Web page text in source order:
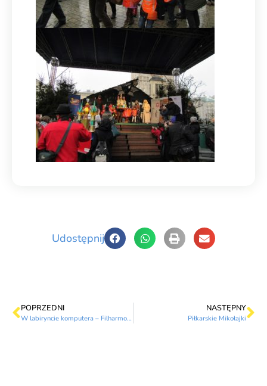
Udostępnij
POPRZEDNI
W labiryncie komputera – Filharmonia
NASTĘPNY
Piłkarskie Mikołajki